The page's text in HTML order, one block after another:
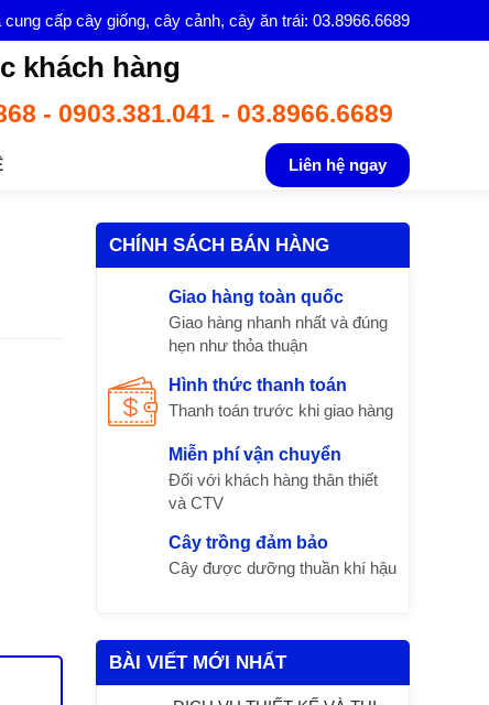
cung cấp cây giống, cây cảnh, cây ăn trái: 03.8966.6689
khách hàng
- 0903.381.041 - 03.8966.6689
Liên hệ ngay
CHÍNH SÁCH BÁN HÀNG
Giao hàng toàn quốc
Giao hàng nhanh nhất và đúng
hẹn như thỏa thuận
Hình thức thanh toán
Thanh toán trước khi giao hàng
Miễn phí vận chuyển
Đối với khách hàng thân thiết
và CTV
Cây trồng đảm bảo
Cây được dưỡng thuần khí hậu
BÀI VIẾT MỚI NHẤT